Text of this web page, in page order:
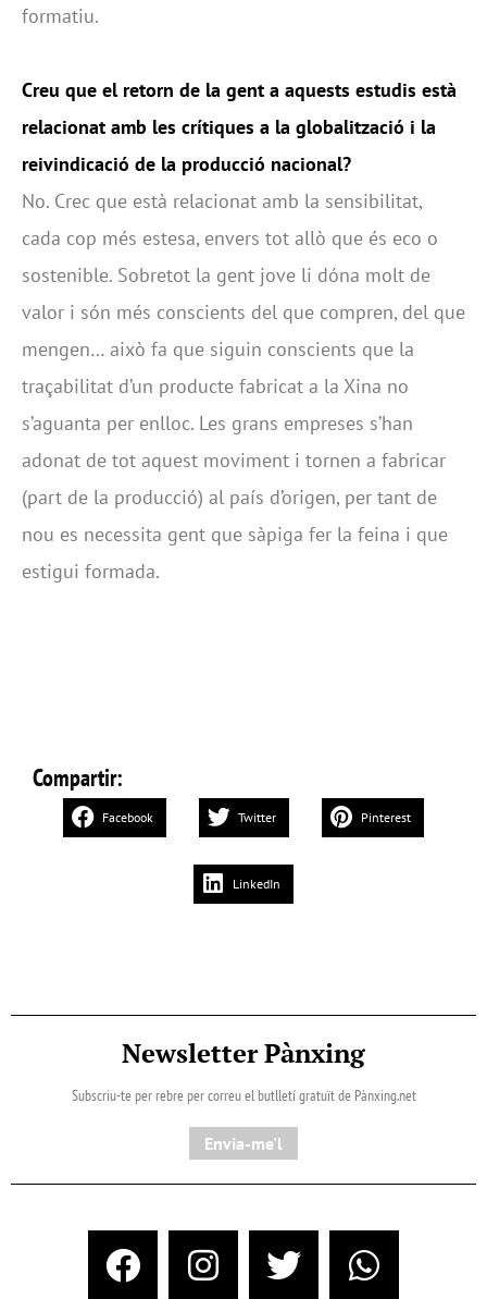
formatiu.
Creu que el retorn de la gent a aquests estudis està
relacionat amb les crítiques a la globalització i la
reivindicació de la producció nacional?
No. Crec que està relacionat amb la sensibilitat,
cada cop més estesa, envers tot allò que és eco o
sostenible. Sobretot la gent jove li dóna molt de
valor i són més conscients del que compren, del que
mengen… això fa que siguin conscients que la
traçabilitat d’un producte fabricat a la Xina no
s’aguanta per enlloc. Les grans empreses s’han
adonat de tot aquest moviment i tornen a fabricar
(part de la producció) al país d’origen, per tant de
nou es necessita gent que sàpiga fer la feina i que
estigui formada.
Compartir:
Facebook Twitter Pinterest
LinkedIn
Newsletter Pànxing
Subscriu-te per rebre per correu el butlletí gratuït de Pànxing.net​
Envia-me'l